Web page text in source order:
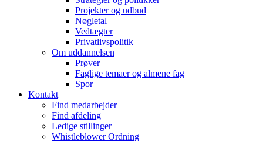
Projekter og udbud
Nøgletal
Vedtægter
Privatlivspolitik
Om uddannelsen
Prøver
Faglige temaer og almene fag
Spor
Kontakt
Find medarbejder
Find afdeling
Ledige stillinger
Whistleblower Ordning